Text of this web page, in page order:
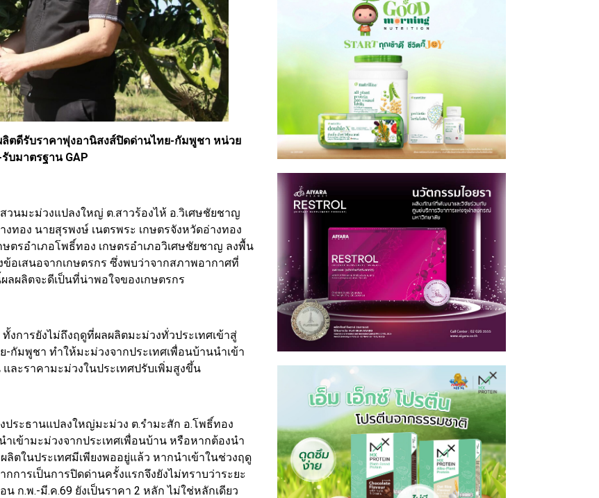
ตดีรับราคาพุ่งอานิสงส์ปิดด่านไทย-กัมพูชา หน่วย
บมาตรฐาน GAP
นมะม่วงแปลงใหญ่ ต.สาวร้องไห้ อ.วิเศษชัยชาญ
ทอง นายสุรพงษ์ เนตรพระ เกษตรจังหวัดอ่างทอง
ตรอำเภอโพธิ์ทอง เกษตรอำเภอวิเศษชัยชาญ ลงพื้น
อเสนอจากเกษตรกร ซึ่งพบว่าจากสภาพอากาศที่
ผลิตจะดีเป็นที่น่าพอใจของเกษตรกร
งการยังไม่ถึงฤดูที่ผลผลิตมะม่วงทั่วประเทศเข้าสู่
มพูชา ทำให้มะม่วงจากประเทศเพื่อนบ้านนำเข้า
ละราคามะม่วงในประเทศปรับเพิ่มสูงขึ้น
งประธานแปลงใหญ่มะม่วง ต.รำมะสัก อ.โพธิ์ทอง
เข้ามะม่วงจากประเทศเพื่อนบ้าน หรือหากต้องนำ
ลิตในประเทศมีเพียงพออยู่แล้ว หากนำเข้าในช่วงฤดู
กการเป็นการปิดด่านครั้งแรกจึงยังไม่ทราบว่าระยะ
ก.พ.-มี.ค.69 ยังเป็นราคา 2 หลัก ไม่ใช่หลักเดียว